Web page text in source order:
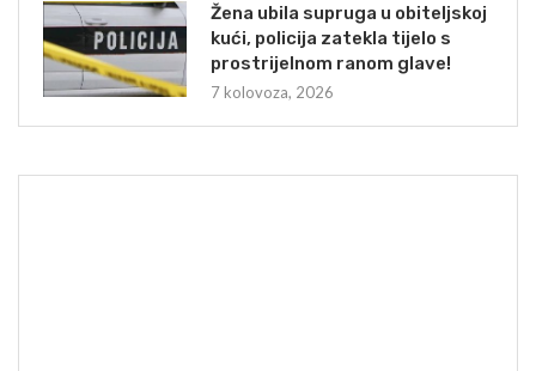
Žena ubila supruga u obiteljskoj
kući, policija zatekla tijelo s
prostrijelnom ranom glave!
7 kolovoza, 2026